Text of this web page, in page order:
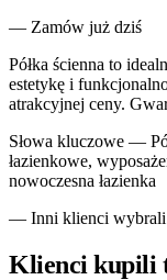
— Zamów już dziś
Półka ścienna to
estetykę i
atrakcyjnej ceny.
Słowa kluczowe —
łazienkowe,
nowoczesna łazienka
— Inni klienci wybrali
Klienci kupili